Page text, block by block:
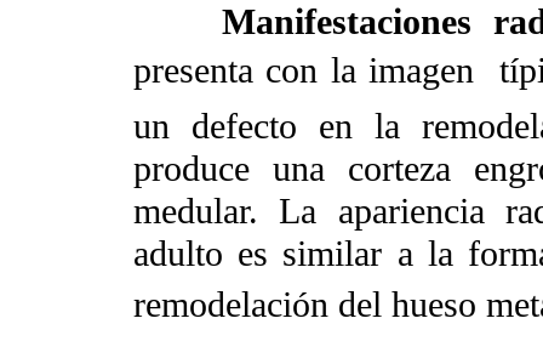
Manifestaciones
presenta con la imagen
un defecto en la
produce una corteza
medular. La apariencia
adulto es similar a la
remodelación del hueso